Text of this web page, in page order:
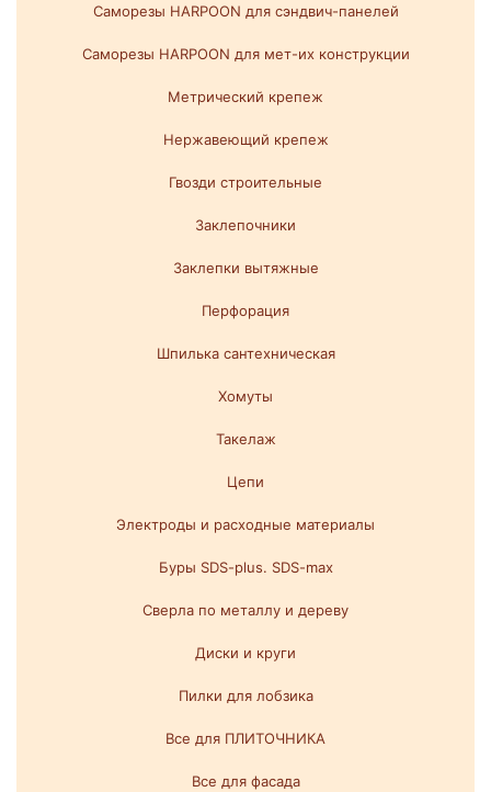
Саморезы HARPOON для сэндвич-панелей
Саморезы HARPOON для мет-их конструкции
Метрический крепеж
Нержавеющий крепеж
Гвозди строительные
Заклепочники
Заклепки вытяжные
Перфорация
Шпилька сантехническая
Хомуты
Такелаж
Цепи
Электроды и расходные материалы
Буры SDS-plus. SDS-max
Сверла по металлу и дереву
Диски и круги
Пилки для лобзика
Все для ПЛИТОЧНИКА
Все для фасада